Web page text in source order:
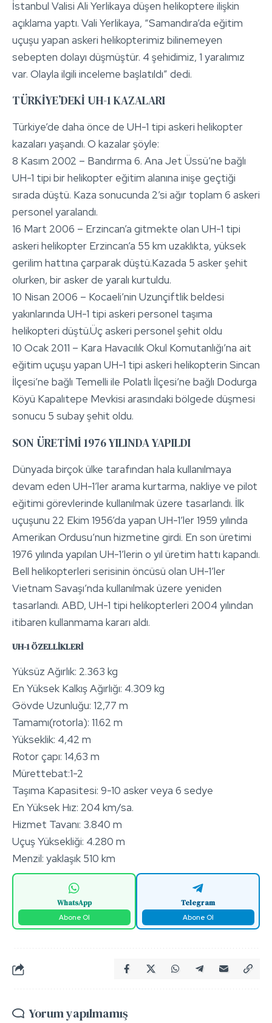
İstanbul Valisi Ali Yerlikaya düşen helikoptere ilişkin
açıklama yaptı. Vali Yerlikaya, “Samandıra’da eğitim
uçuşu yapan askeri helikopterimiz bilinemeyen
sebepten dolayı düşmüştür. 4 şehidimiz, 1 yaralımız
var. Olayla ilgili inceleme başlatıldı” dedi.
TÜRKİYE’DEKİ UH-1 KAZALARI
Türkiye’de daha önce de UH-1 tipi askeri helikopter
kazaları yaşandı. O kazalar şöyle:
8 Kasım 2002 – Bandırma 6. Ana Jet Üssü’ne bağlı
UH-1 tipi bir helikopter eğitim alanına inişe geçtiği
sırada düştü. Kaza sonucunda 2’si ağır toplam 6 askeri
personel yaralandı.
16 Mart 2006 – Erzincan’a gitmekte olan UH-1 tipi
askeri helikopter Erzincan’a 55 km uzaklıkta, yüksek
gerilim hattına çarparak düştü.Kazada 5 asker şehit
olurken, bir asker de yaralı kurtuldu.
10 Nisan 2006 – Kocaeli’nin Uzunçiftlik beldesi
yakınlarında UH-1 tipi askeri personel taşıma
helikopteri düştü.Üç askeri personel şehit oldu
10 Ocak 2011 – Kara Havacılık Okul Komutanlığı’na ait
eğitim uçuşu yapan UH-1 tipi askeri helikopterin Sincan
İlçesi’ne bağlı Temelli ile Polatlı İlçesi’ne bağlı Dodurga
Köyü Kapalıtepe Mevkisi arasındaki bölgede düşmesi
sonucu 5 subay şehit oldu.
SON ÜRETİMİ 1976 YILINDA YAPILDI
Dünyada birçok ülke tarafından hala kullanılmaya
devam eden UH-1’ler arama kurtarma, nakliye ve pilot
eğitimi görevlerinde kullanılmak üzere tasarlandı. İlk
uçuşunu 22 Ekim 1956’da yapan UH-1’ler 1959 yılında
Amerikan Ordusu’nun hizmetine girdi. En son üretimi
1976 yılında yapılan UH-1’lerin o yıl üretim hattı kapandı.
Bell helikopterleri serisinin öncüsü olan UH-1’ler
Vietnam Savaşı’nda kullanılmak üzere yeniden
tasarlandı. ABD, UH-1 tipi helikopterleri 2004 yılından
itibaren kullanmama kararı aldı.
UH-1 ÖZELLİKLERİ
Yüksüz Ağırlık: 2.363 kg
En Yüksek Kalkış Ağırlığı: 4.309 kg
Gövde Uzunluğu: 12,77 m
Tamamı(rotorla): 11.62 m
Yükseklik: 4,42 m
Rotor çapı: 14,63 m
Mürettebat:1-2
Taşıma Kapasitesi: 9-10 asker veya 6 sedye
En Yüksek Hız: 204 km/sa.
Hizmet Tavanı: 3.840 m
Uçuş Yüksekliği: 4.280 m
Menzil: yaklaşık 510 km
WhatsApp
Abone Ol
Telegram
Abone Ol
Yorum yapılmamış